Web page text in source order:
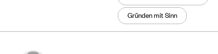
Gründen mit Sinn